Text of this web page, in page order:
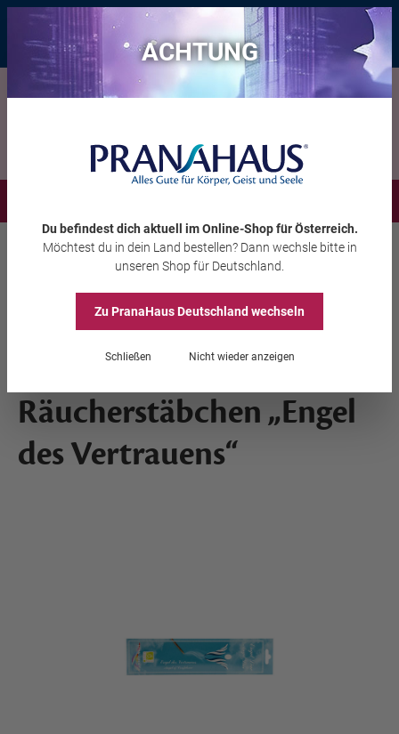
Bis zu 20 € Rabatt* mit dem Vorteils-Codeeintauchen , gültig bis
11.08.2026
Räuchern Räucherstäbchen
Holy Smokes Engel Line
Räucherstäbchen „Engel
des Vertrauens“
ACHTUNG
Du befindest dich aktuell im Online-Shopfür Österreich.
Möchtest du in dein Land bestellen? Dann wechsle bitte in
unseren Shop für Deutschland
Zu PranaHausDeutschland wechseln
Schließen Nicht wieder anzeigen